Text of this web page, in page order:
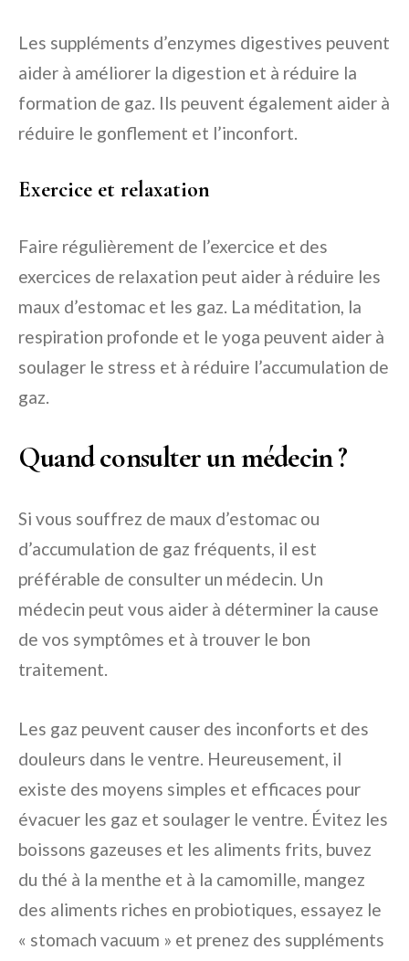
Les suppléments d’enzymes digestives peuvent
aider à améliorer la digestion et à réduire la
formation de gaz. Ils peuvent également aider à
réduire le gonflement et l’inconfort.
Exercice et relaxation
Faire régulièrement de l’exercice et des
exercices de relaxation peut aider à réduire les
maux d’estomac et les gaz. La méditation, la
respiration profonde et le yoga peuvent aider à
soulager le stress et à réduire l’accumulation de
gaz.
Quand consulter un médecin ?
Si vous souffrez de maux d’estomac ou
d’accumulation de gaz fréquents, il est
préférable de consulter un médecin. Un
médecin peut vous aider à déterminer la cause
de vos symptômes et à trouver le bon
traitement.
Les gaz peuvent causer des inconforts et des
douleurs dans le ventre. Heureusement, il
existe des moyens simples et efficaces pour
évacuer les gaz et soulager le ventre. Évitez les
boissons gazeuses et les aliments frits, buvez
du thé à la menthe et à la camomille, mangez
des aliments riches en probiotiques, essayez le
« stomach vacuum » et prenez des suppléments